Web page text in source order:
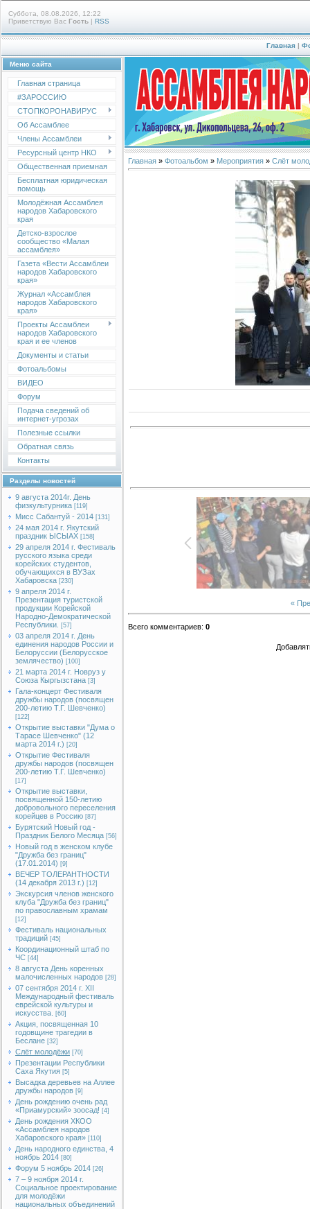
Суббота, 08.08.2026, 12:22
Приветствую Вас Гость | RSS
Главная |
Меню сайта
Главная страница
#ЗАРОССИЮ
СТОПКОРОНАВИРУС
Об Ассамблее
Члены Ассамблеи
Ресурсный центр НКО
Общественная приемная
Бесплатная юридическая
помощь
Молодёжная Ассамблея
народов Хабаровского
края
Детско-взрослое
сообщество «Малая
ассамблея»
Газета «Вести Ассамблеи
народов Хабаровского
края»
Журнал «Ассамблея
народов Хабаровского
края»
Проекты Ассамблеи
народов Хабаровского
края и ее членов
Документы и статьи
Фотоальбомы
ВИДЕО
Форум
Подача сведений об
интернет-угрозах
Полезные ссылки
Обратная связь
Контакты
Разделы новостей
9 августа 2014г. День
физкультурника [119]
Мисс Сабантуй - 2014 [131]
24 мая 2014 г. Якутский
праздник ЫСЫАХ [158]
29 апреля 2014 г. Фестиваль
русского языка среди
корейских студентов,
обучающихся в ВУЗах
Хабаровска [230]
9 апреля 2014 г.
Презентация туристской
продукции Корейской
Народно-Демократической
Республики.
[57]
03 апреля 2014 г. День
единения народов России и
Белоруссии (Белорусское
землячество) [100]
21 марта 2014 г. Новруз у
Союза Кыргызстана [3]
Гала-концерт Фестиваля
дружбы народов (посвящен
200-летию Т.Г. Шевченко)
[122]
Открытие выставки "Дума о
Тарасе Шевченко" (12
марта 2014 г.) [20]
Открытие Фестиваля
дружбы народов (посвящен
200-летию Т.Г. Шевченко)
[17]
Открытие выставки,
посвященной 150-летию
добровольного переселения
корейцев в Россию [87]
Бурятский Новый год -
Праздник Белого Месяца [56]
Новый год в женском клубе
"Дружба без границ"
(17.01.2014) [9]
ВЕЧЕР ТОЛЕРАНТНОСТИ
(14 декабря 2013 г.) [12]
Экскурсия членов женского
клуба "Дружба без границ"
по православным храмам
[12]
Фестиваль национальных
традиций [45]
Координационный штаб по
ЧС [44]
8 августа День коренных
малочисленных народов [28]
07 сентября 2014 г. XII
Международный фестиваль
еврейской культуры и
искусства.
[60]
Акция, посвященная 10
годовщине трагедии в
Беслане [32]
Слёт молодёжи [70]
Презентации Республики
Саха Якутия [5]
Высадка деревьев на Аллее
дружбы народов [9]
День рождению очень рад
«Приамурский» зоосад! [4]
День рождения ХКОО
«Ассамблея народов
Хабаровского края» [110]
День народного единства, 4
ноябрь 2014 [80]
Форум 5 ноябрь 2014 [26]
7 – 9 ноября 2014 г.
Социальное проектирование
для молодёжи
национальных объединений
Главная » Фотоальбом » Мероприятия » Слёт
«
Всего комментариев: 0